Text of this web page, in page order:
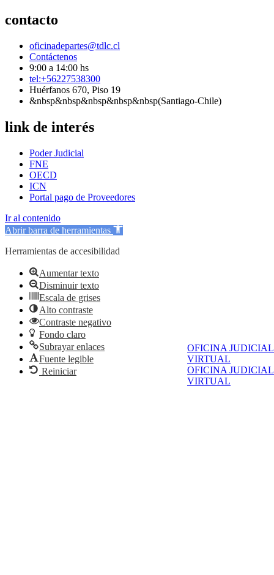
OFICINA JUDICIAL
VIRTUAL
OFICINA JUDICIAL
VIRTUAL
contacto
oficinadepartes@tdlc.cl
Contáctenos
9:00 a 14:00 hs
tel:+56227538300
Huérfanos 670, Piso 19
&nbsp&nbsp&nbsp&nbsp&nbsp(Santiago-Chile)
link de interés
Poder Judicial
FNE
OECD
ICN
Portal pago de Proveedores
Ir al contenido
Abrir barra de herramientas
Herramientas de accesibilidad
Aumentar texto
Disminuir texto
Escala de grises
Alto contraste
Contraste negativo
Fondo claro
Subrayar enlaces
Fuente legible
Reiniciar